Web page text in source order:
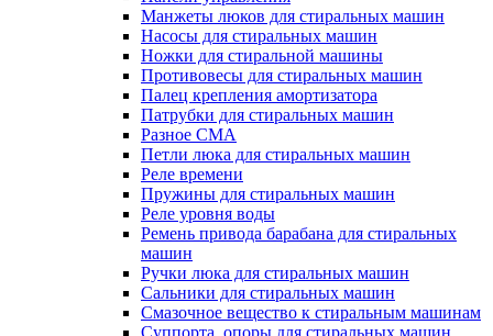
Манжеты люков для стиральных машин
Насосы для стиральных машин
Ножки для стиральной машины
Противовесы для стиральных машин
Палец крепления амортизатора
Патрубки для стиральных машин
Разное СМА
Петли люка для стиральных машин
Реле времени
Пружины для стиральных машин
Реле уровня воды
Ремень привода барабана для стиральных
машин
Ручки люка для стиральных машин
Сальники для стиральных машин
Смазочное вещество к стиральным машинам
Суппорта, опоры для стиральных машин